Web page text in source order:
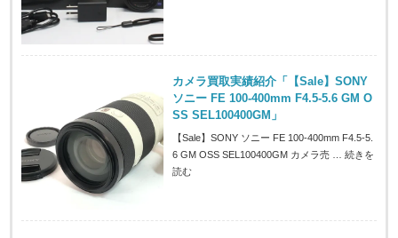
カメラ買取実績紹介「【Sale】SONY
ソニー FE 100-400mm F4.5-5.6 GM O
SS SEL100400GM」
【Sale】SONY ソニー FE 100-400mm F4.5-5.
6 GM OSS SEL100400GM カメラ売 …続きを
読む